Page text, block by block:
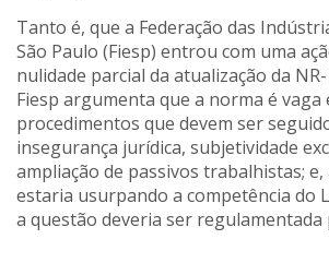
Tanto é, que a Federação das
São Paulo (Fiesp) entrou com uma
nulidade parcial da atualização da
Fiesp argumenta que a norma é vaga
procedimentos que devem ser
insegurança jurídica, subjetividade
ampliação de passivos trabalhistas; e,
estaria usurpando a competência do
a questão deveria ser regulamentada